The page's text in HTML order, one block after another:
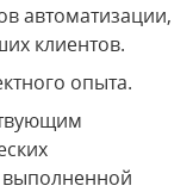
автоматизации,
клиентов.
опыта.
выполненной